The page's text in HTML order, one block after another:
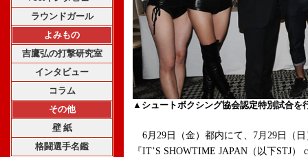
ラウンドガール
よみもの
吉鷹弘の打撃研究室
インタビュー
コラム
その他
壁 紙
格闘選手名鑑
▲シュートボクシング協会認定特別試合を
6月29日（金）都内にて、7月29日（
『IT’S SHOWTIME JAPAN（以下STJ